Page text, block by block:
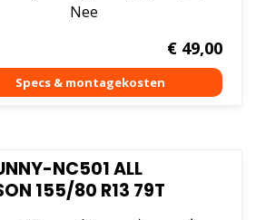
Nee
€49,00
NC501 ALL
155/80 R13 79T